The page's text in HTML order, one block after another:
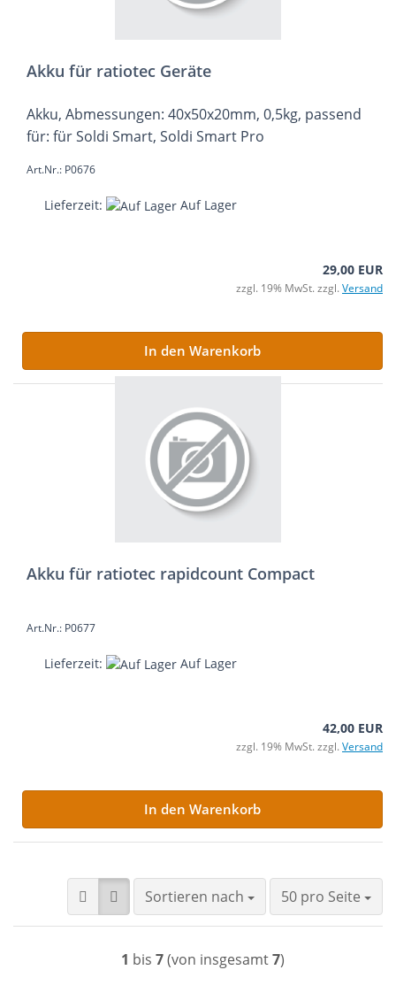
Akku für ratiotec Geräte
Akku, Abmessungen: 40x50x20mm, 0,5kg, passend
für: für Soldi Smart, Soldi Smart Pro
Art.Nr.: P0676
Lieferzeit: Auf Lager
29,00 EUR
zzgl. 19% MwSt. zzgl. Versand
In den Warenkorb
Akku für ratiotec rapidcount Compact
Art.Nr.: P0677
Lieferzeit: Auf Lager
42,00 EUR
zzgl. 19% MwSt. zzgl. Versand
In den Warenkorb
Sortieren nach
Sortieren nach 50 pro Seite
pro Seite
1 bis 7(von insgesamt7)